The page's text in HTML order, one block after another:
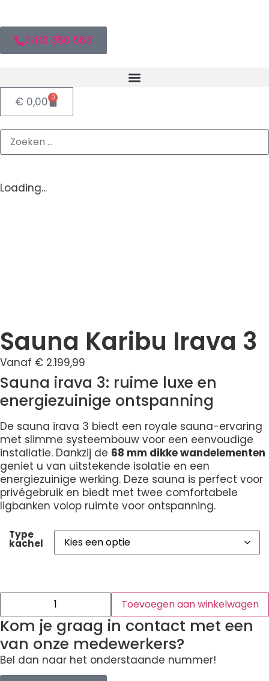
0413 350 563
€ 0,00 0
Loading...
Sauna Karibu Irava 3
Vanaf € 2.199,99
Sauna irava 3: ruime luxe en
energiezuinige ontspanning
De sauna irava 3 biedt een royale sauna-ervaring
met slimme systeembouw voor een eenvoudige
installatie. Dankzij de 68 mm dikke wandelementen
geniet u van uitstekende isolatie en een
energiezuinige werking. Deze sauna is perfect voor
privégebruik en biedt met twee comfortabele
ligbanken volop ruimte voor ontspanning.
Type
kachel
Toevoegen aan winkelwagen
Kom je graag in contact met een
van onze medewerkers?
Bel dan naar het onderstaande nummer!